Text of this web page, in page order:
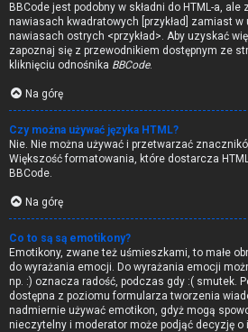
BBCode jest podobny w składni do HTML-a,
nawiasach kwadratowych [przykład] zamiast w
nawiasach ostrych <przykład>. Aby uzyskać
zapoznaj się z przewodnikiem dostępnym ze
kliknięciu odnośnika BBCode.
Na górę
Czy można używać języka HTML?
Nie. Nie można używać i przetwarzać
Większość formatowania, które dostarcza
BBCode.
Na górę
Co to są są emotikony?
Emotikony, zwane też uśmieszkami, to małe
do wyrażania emocji. Do wyrażania emocji
np. :) oznacza radość, podczas gdy :( smutek.
dostępna z poziomu formularza tworzenia
nadmiernie używać emotikon, gdyż mogą
nieczytelny i moderator może podjąć decyzję o